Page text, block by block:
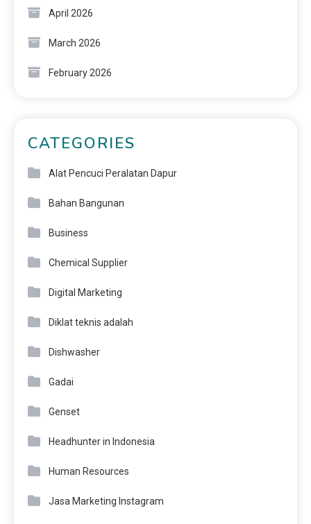
April 2026
March 2026
February 2026
CATEGORIES
Alat Pencuci Peralatan Dapur
Bahan Bangunan
Business
Chemical Supplier
Digital Marketing
Diklat teknis adalah
Dishwasher
Gadai
Genset
Headhunter in Indonesia
Human Resources
Jasa Marketing Instagram